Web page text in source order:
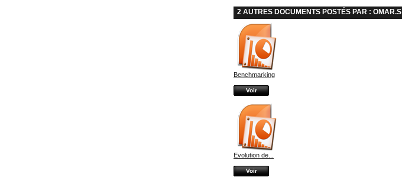
2 AUTRES DOCUMENTS POSTÉS PAR : OMAR.S
Benchmarking
Voir
Evolution de...
Voir